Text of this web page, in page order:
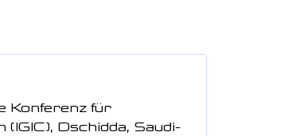
Konferenz für
Dschidda, Saudi-